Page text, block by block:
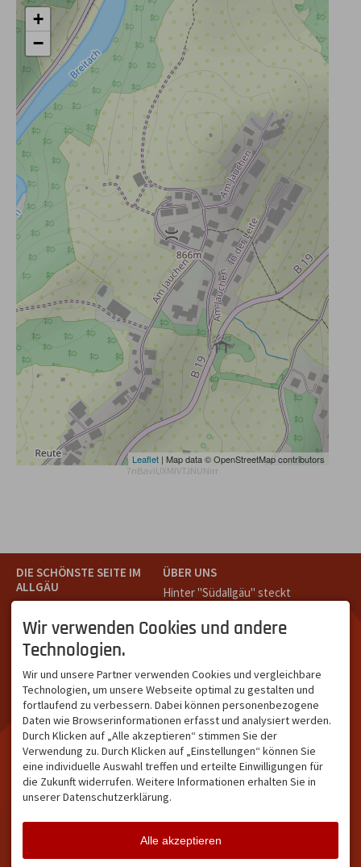
+
−
Leaflet | Map data © OpenStreetMap contributors
7nBaviUXMIVTJNUNirr
DIE SCHÖNSTE SEITE IM
ALLGÄU
Teil des Oberallgäus. Es
verbindet die Tourismus-
Destinationen Oberstdorf,
Kleinwalsertal und beliebte
Urlaubsziele wie die
Hörnerdörfer, Alpsee-
Grünten, Oberstaufen oder
Wertach im Allgäu.
ÜBER UNS
Hinter "Südallgäu" steckt
Oberstdorf.
Unser Ziel ist ein attraktives
Leistungsträger im
südlichen Oberallgäu eine
starke Plattform bietet.
NETZWERK & REICHWEITE
ca. 36.700 Abos bei
Instagram
Wir verwenden Cookies und andere
Technologien.
Wir und unsere Partner verwenden Cookies und vergleichbare
Technologien, um unsere Webseite optimal zu gestalten und
fortlaufend zu verbessern. Dabei können personenbezogene
Daten wie Browserinformationen erfasst und analysiert werden.
Durch Klicken auf „Alle akzeptieren“ stimmen Sie der
Verwendung zu. Durch Klicken auf „Einstellungen“ können Sie
eine individuelle Auswahl treffen und erteilte Einwilligungen für
die Zukunft widerrufen. Weitere Informationen erhalten Sie in
unserer Datenschutzerklärung.
Alle akzeptieren